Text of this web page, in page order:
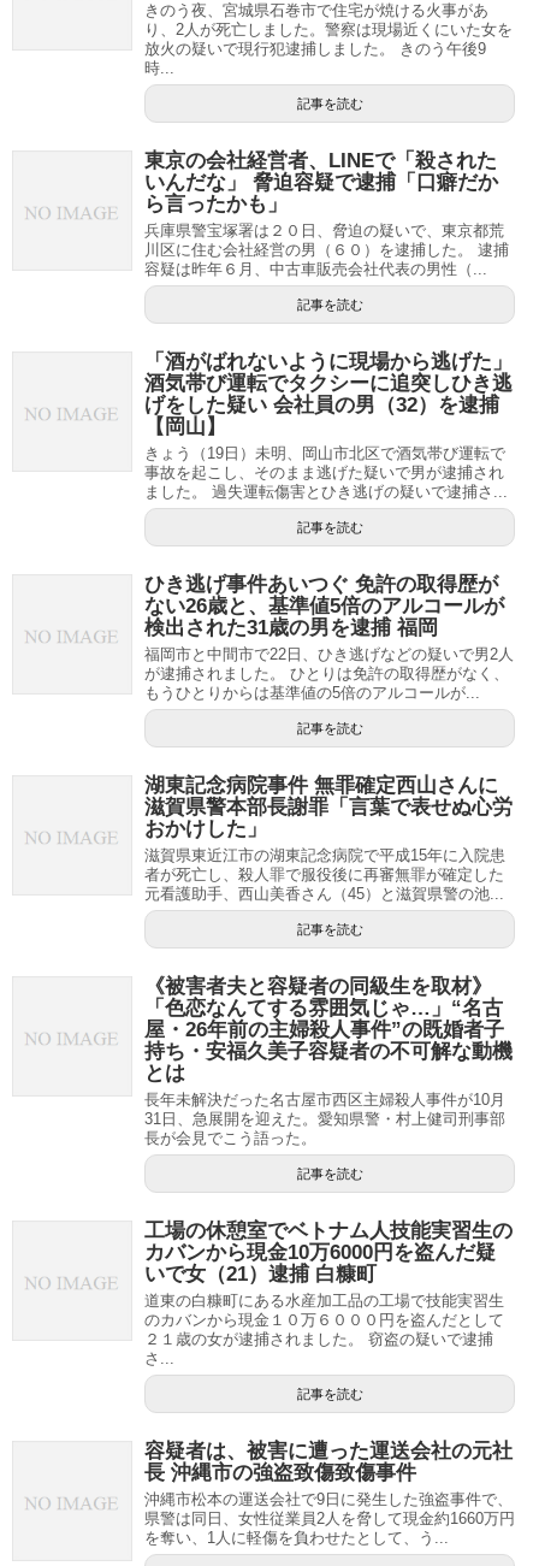
きのう夜、宮城県石巻市で住宅が焼ける火事があ
り、2人が死亡しました。警察は現場近くにいた女を
放火の疑いで現行犯逮捕しました。 きのう午後9
時...
記事を読む
東京の会社経営者、LINEで「殺された
いんだな」 脅迫容疑で逮捕「口癖だか
ら言ったかも」
兵庫県警宝塚署は２０日、脅迫の疑いで、東京都荒
川区に住む会社経営の男（６０）を逮捕した。 逮捕
容疑は昨年６月、中古車販売会社代表の男性（...
記事を読む
「酒がばれないように現場から逃げた」
酒気帯び運転でタクシーに追突しひき逃
げをした疑い 会社員の男（32）を逮捕
【岡山】
きょう（19日）未明、岡山市北区で酒気帯び運転で
事故を起こし、そのまま逃げた疑いで男が逮捕され
ました。 過失運転傷害とひき逃げの疑いで逮捕さ...
記事を読む
ひき逃げ事件あいつぐ 免許の取得歴が
ない26歳と、基準値5倍のアルコールが
検出された31歳の男を逮捕 福岡
福岡市と中間市で22日、ひき逃げなどの疑いで男2人
が逮捕されました。 ひとりは免許の取得歴がなく、
もうひとりからは基準値の5倍のアルコールが...
記事を読む
湖東記念病院事件 無罪確定西山さんに
滋賀県警本部長謝罪「言葉で表せぬ心労
おかけした」
滋賀県東近江市の湖東記念病院で平成15年に入院患
者が死亡し、殺人罪で服役後に再審無罪が確定した
元看護助手、西山美香さん（45）と滋賀県警の池...
記事を読む
《被害者夫と容疑者の同級生を取材》
「色恋なんてする雰囲気じゃ…」“名古
屋・26年前の主婦殺人事件”の既婚者子
持ち・安福久美子容疑者の不可解な動機
とは
長年未解決だった名古屋市西区主婦殺人事件が10月
31日、急展開を迎えた。愛知県警・村上健司刑事部
長が会見でこう語った。
記事を読む
工場の休憩室でベトナム人技能実習生の
カバンから現金10万6000円を盗んだ疑
いで女（21）逮捕 白糠町
道東の白糠町にある水産加工品の工場で技能実習生
のカバンから現金１０万６０００円を盗んだとして
２１歳の女が逮捕されました。 窃盗の疑いで逮捕
さ...
記事を読む
容疑者は、被害に遭った運送会社の元社
長 沖縄市の強盗致傷致傷事件
沖縄市松本の運送会社で9日に発生した強盗事件で、
県警は同日、女性従業員2人を脅して現金約1660万円
を奪い、1人に軽傷を負わせたとして、う...